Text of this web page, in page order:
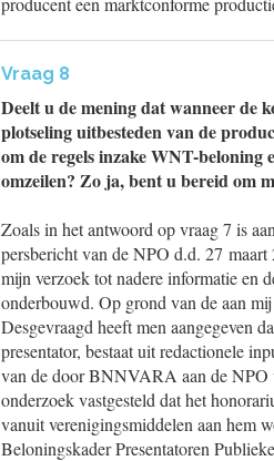
Vraag 8
Deelt u de mening dat wanneer de
plotseling uitbesteden van de
om de regels inzake WNT-
omzeilen? Zo ja, bent u bereid om
Zoals in het antwoord op vraag 7 is
persbericht van de NPO d.d. 27 maart
mijn verzoek tot nadere informatie en
onderbouwd. Op grond van de aan
Desgevraagd heeft men aangegeven
presentator, bestaat uit redactionele
van de door BNNVARA aan de NPO
onderzoek vastgesteld dat het
vanuit verenigingsmiddelen aan hem
Beloningskader Presentatoren